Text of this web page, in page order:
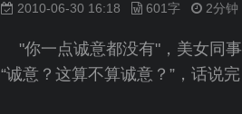
2010-06-30 16:18 601字 2分钟
"你一点诚意都没有"，美女同事
“诚意？这算不算诚意？”，话说